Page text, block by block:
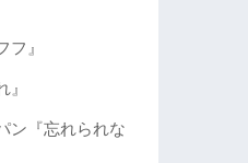
』
ン『忘れられな